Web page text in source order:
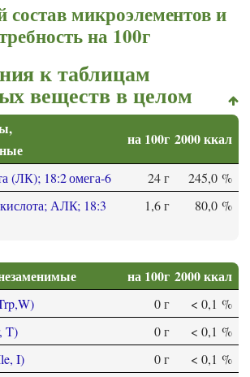
микроэлементов и
на 100г
к таблицам
веществ в целом
на 100г 2000 ккал
(ЛК); 18:2 омега-6 24 г
245,0 %
АЛК; 18:3
1,6 г 80,0 %
на 100г 2000 ккал
0 г
< 0,1 %
T)
0 г
< 0,1 %
I)
0 г
< 0,1 %